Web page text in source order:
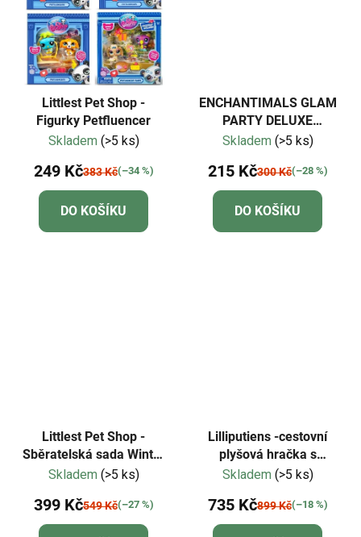
Littlest Pet Shop -
Figurky Petfluencer
Skladem (>5 ks)
249 Kč383 Kč(–34 %)
DO KOŠÍKU
ENCHANTIMALS GLAM
PARTY DELUXE
PANENKA ZEBRA
Skladem (>5 ks)
215 Kč300 Kč(–28 %)
DO KOŠÍKU
Littlest Pet Shop -
Sběratelská sada Winter
Besties
Skladem (>5 ks)
399 Kč549 Kč(–27 %)
Lilliputiens -cestovní
plyšová hračka s
aktivitami-liška Alice
Skladem (>5 ks)
735 Kč899 Kč(–18 %)